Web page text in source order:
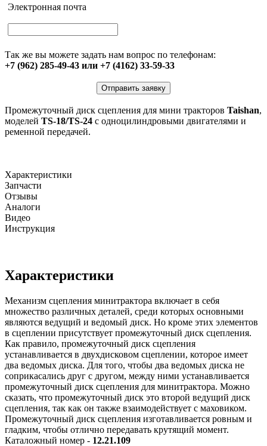
Электронная почта
Так же вы можете задать нам вопрос по телефонам:
+7 (962) 285-49-43 или +7 (4162) 33-59-33
Отправить заявку
Промежуточный диск сцепления для мини тракторов Taishan,
моделей TS-18/TS-24 с одноцилиндровыми двигателями и
ременной передачей.
Характеристики
Запчасти
Отзывы
Аналоги
Видео
Инструкция
Характеристики
Механизм сцепления минитрактора включает в себя
множество различных деталей, среди которых основными
являются ведущий и ведомый диск. Но кроме этих элементов
в сцеплении присутствует промежуточный диск сцепления.
Как правило, промежуточный диск сцепления
устанавливается в двухдисковом сцеплении, которое имеет
два ведомых диска. Для того, чтобы два ведомых диска не
соприкасались друг с другом, между ними устанавливается
промежуточный диск сцепления для минитрактора. Можно
сказать, что промежуточный диск это второй ведущий диск
сцепления, так как он также взаимодействует с маховиком.
Промежуточный диск сцепления изготавливается ровным и
гладким, чтобы отлично передавать крутящий момент.
Каталожный номер - 12.21.109